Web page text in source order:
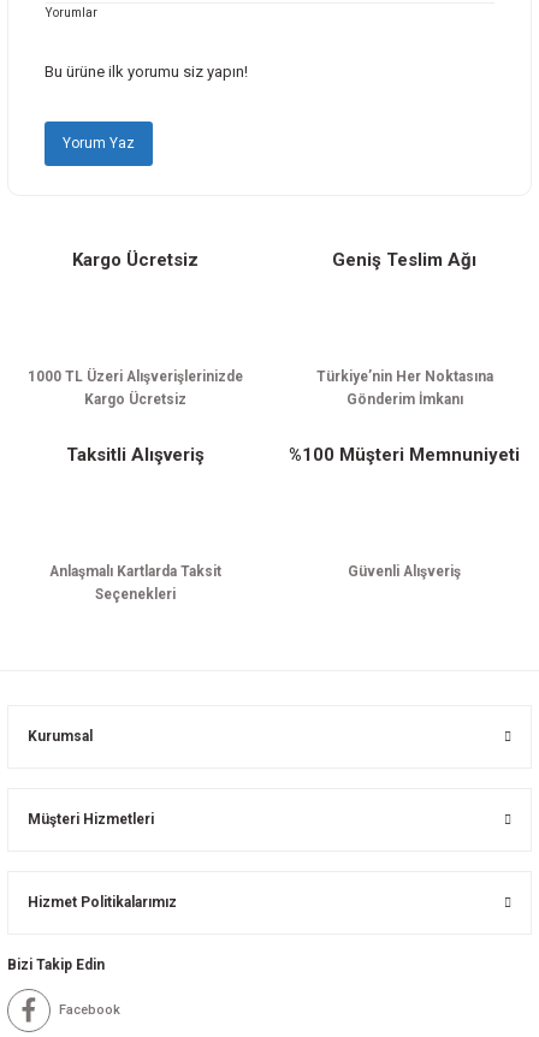
Ürün resmi kalitesiz, bozuk veya görüntülenemiyor.
Ürün bilgilerinde hatalar bulunuyor.
Bu ürüne benzer farklı alternatifler olmalı.
Yorumlar
Bu ürüne ilk yorumu siz yapın!
Yorum Yaz
Kargo Ücretsiz
1000 TL Üzeri Alışverişlerinizde
Kargo Ücretsiz
Geniş Teslim Ağı
Türkiye’nin Her Noktasına
Gönderim İmkanı
Taksitli Alışveriş
Anlaşmalı Kartlarda Taksit
Seçenekleri
%100 Müşteri Memnuniyeti
Güvenli Alışveriş
Kurumsal
Müşteri Hizmetleri
Hizmet Politikalarımız
Bizi Takip Edin
Facebook